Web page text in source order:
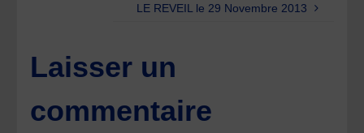
LE REVEIL le 29 Novembre 2013
Laisser un
commentaire